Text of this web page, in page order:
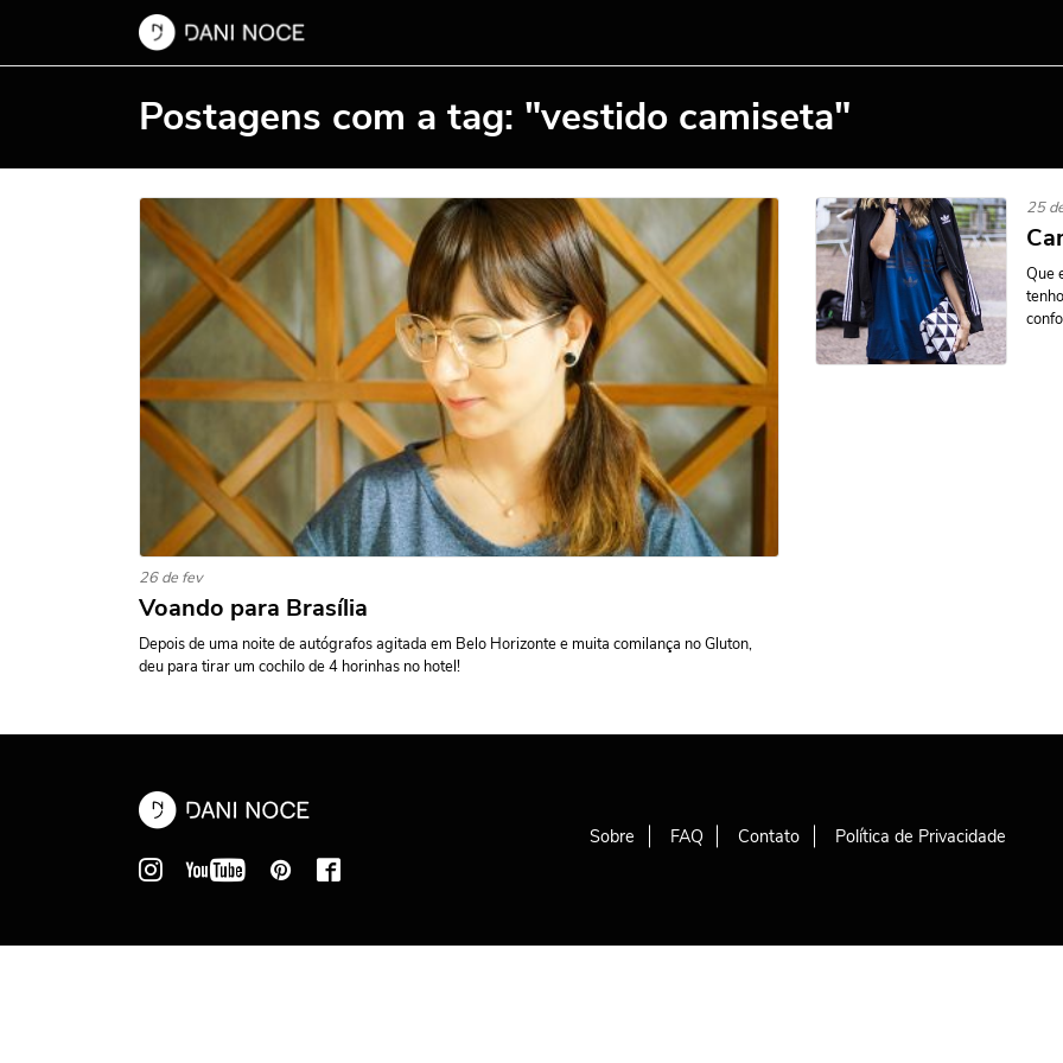
Postagens com a tag: "vestido camiseta"
26 de fev
Voando para Brasília
Depois de uma noite de autógrafos agitada em Belo Horizonte e muita comilança no Gluton,
deu para tirar um cochilo de 4 horinhas no hotel!
25
Que
Sobre FAQ Contato Política de Privacidade